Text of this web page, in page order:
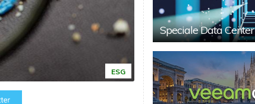
ESG
Speciale Data Center